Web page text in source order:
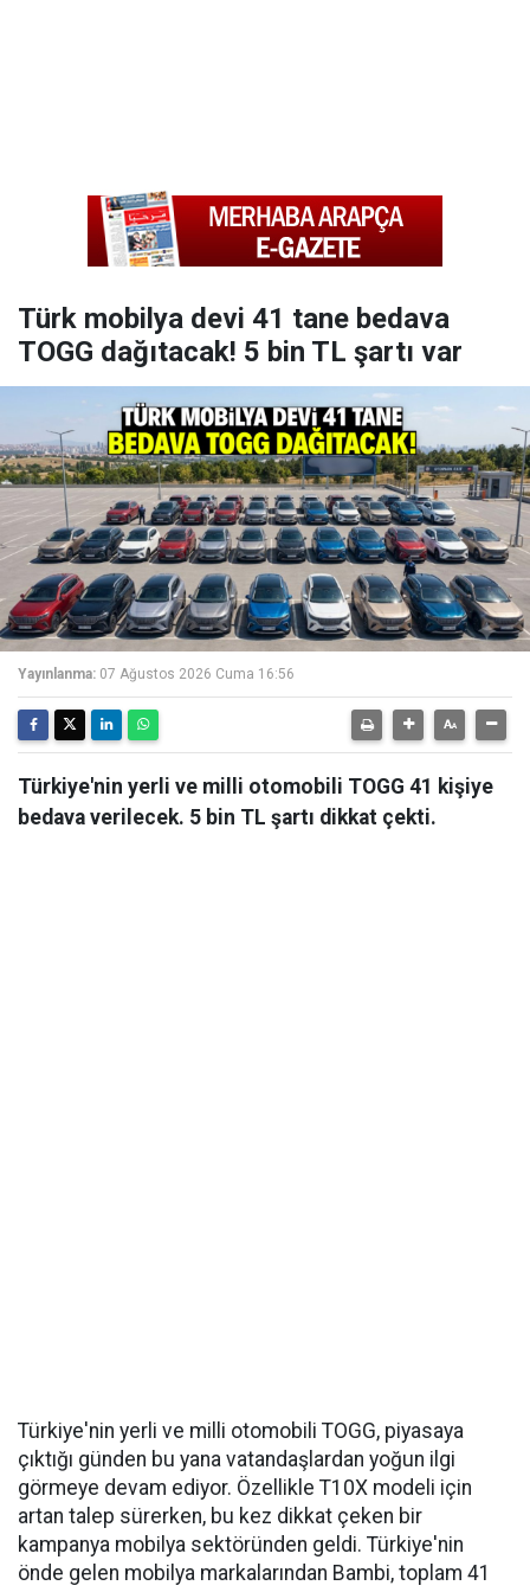
Türk mobilya devi 41 tane bedava
TOGG dağıtacak! 5 bin TL şartı var
Yayınlanma: 07 Ağustos 2026 Cuma 16:56
Türkiye'nin yerli ve milli otomobili TOGG 41 kişiye
bedava verilecek. 5 bin TL şartı dikkat çekti.
Türkiye'nin yerli ve milli otomobili TOGG, piyasaya
çıktığı günden bu yana vatandaşlardan yoğun ilgi
görmeye devam ediyor. Özellikle T10X modeli için
artan talep sürerken, bu kez dikkat çeken bir
kampanya mobilya sektöründen geldi. Türkiye'nin
önde gelen mobilya markalarından Bambi, toplam 41